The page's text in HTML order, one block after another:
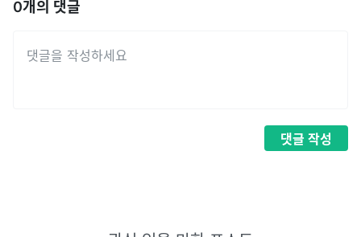
0개의 댓글
댓글 작성